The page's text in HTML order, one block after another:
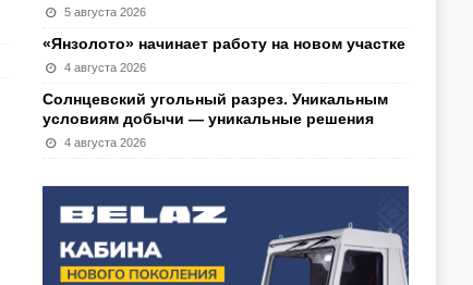
5 августа 2026
«Янзолото» начинает работу на новом участке
4 августа 2026
Солнцевский угольный разрез. Уникальным
условиям добычи — уникальные решения
4 августа 2026